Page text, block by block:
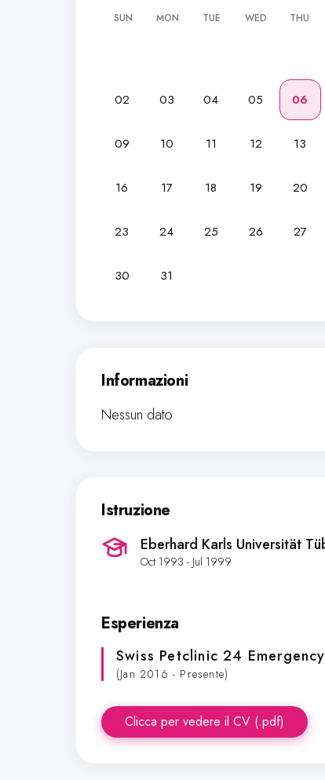
SUN MON TUE WED THU
02 03 04 05 06
09 10 11 12 13
16 17 18 19 20
23 24 25 26 27
30 31
Informazioni
Nessun dato
Istruzione
Eberhard Karls Universität
Oct 1993 - Jul 1999
Esperienza
Swiss Petclinic 24 Emergency
(Jan 2016 - Presente)
Clicca per vedere il CV (.pdf)